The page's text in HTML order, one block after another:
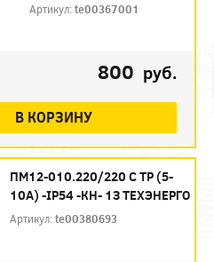
Артикул:te00367001
800 руб.
В КОРЗИНУ
ПМ12-010.220/220 С ТР (5-
10А) -IP54 -КН- 1З ТЕХЭНЕРГО
Артикул:te00380693